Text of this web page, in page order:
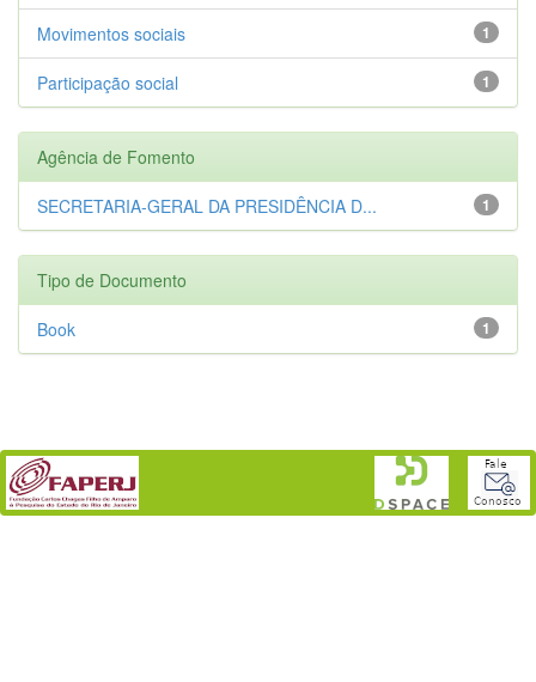
1
Movimentos sociais
1
Participação social
Agência de Fomento
1
SECRETARIA-GERAL DA PRESIDÊNCIA D...
Tipo de Documento
1
Book